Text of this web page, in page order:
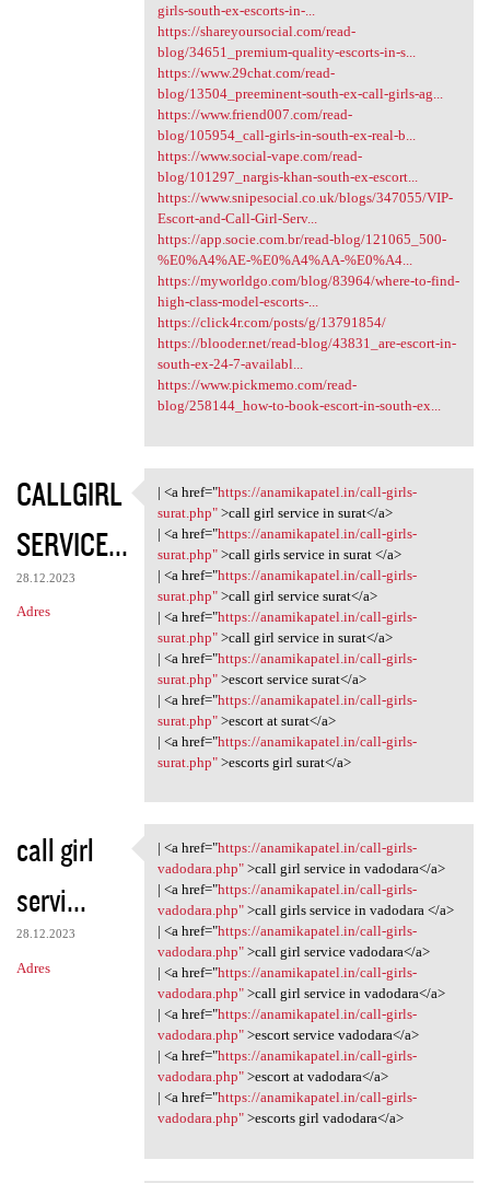
girls-south-ex-escorts-in-...
https://shareyoursocial.com/read-
blog/34651_premium-quality-escorts-in-s...
https://www.29chat.com/read-
blog/13504_preeminent-south-ex-call-girls-ag...
https://www.friend007.com/read-
blog/105954_call-girls-in-south-ex-real-b...
https://www.social-vape.com/read-
blog/101297_nargis-khan-south-ex-escort...
https://www.snipesocial.co.uk/blogs/347055/VIP-
Escort-and-Call-Girl-Serv...
https://app.socie.com.br/read-blog/121065_500-
%E0%A4%AE-%E0%A4%AA-%E0%A4...
https://myworldgo.com/blog/83964/where-to-find-
high-class-model-escorts-...
https://click4r.com/posts/g/13791854/
https://blooder.net/read-blog/43831_are-escort-in-
south-ex-24-7-availabl...
https://www.pickmemo.com/read-
blog/258144_how-to-book-escort-in-south-ex...
CALLGIRL
SERVICE...
28.12.2023
Adres
| <a href="https:/
| <a href="https://anamikapatel.in/call-girls-
surat.php">call girl service in surat</a>
| <a href="https://anamikapatel.in/call-girls-
surat.php">call girls service in surat </a>
| <a href="https://anamikapatel.in/call-girls-
surat.php">call girl service surat</a>
| <a href="https://anamikapatel.in/call-girls-
surat.php">call girl service in surat</a>
| <a href="https://anamikapatel.in/call-girls-
surat.php">escort service surat</a>
| <a href="https://anamikapatel.in/call-girls-
surat.php">escort at surat</a>
| <a href="https://anamikapatel.in/call-girls-
surat.php">escorts girl surat</a>
call girl
servi...
28.12.2023
Adres
| <a href="https:/
| <a href="https://anamikapatel.in/call-girls-
vadodara.php">call girl service in vadodara</a>
| <a href="https://anamikapatel.in/call-girls-
vadodara.php">call girls service in vadodara </a>
| <a href="https://anamikapatel.in/call-girls-
vadodara.php">call girl service vadodara</a>
| <a href="https://anamikapatel.in/call-girls-
vadodara.php">call girl service in vadodara</a>
| <a href="https://anamikapatel.in/call-girls-
vadodara.php">escort service vadodara</a>
| <a href="https://anamikapatel.in/call-girls-
vadodara.php">escort at vadodara</a>
| <a href="https://anamikapatel.in/call-girls-
vadodara.php">escorts girl vadodara</a>